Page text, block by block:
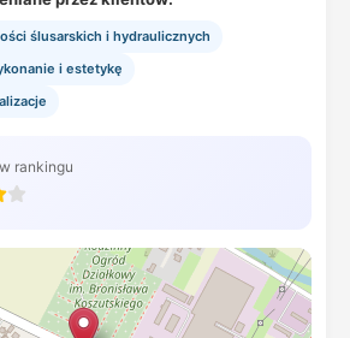
ślusarskich i hydraulicznych
i estetykę
rankingu